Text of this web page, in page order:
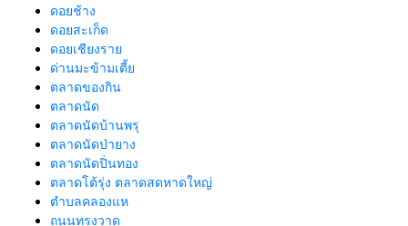
ดอยช้าง
ดอยสะเก็ด
ดอยเชียงราย
ด่านมะข้ามเตี้ย
ตลาดของกิน
ตลาดนัด
ตลาดนัดบ้านพรุ
ตลาดนัดป่ายาง
ตลาดนัดปิ่นทอง
ตลาดโต้รุ่ง ตลาดสดหาดใหญ่
ตำบลคลองแห
ถนนทรงวาด